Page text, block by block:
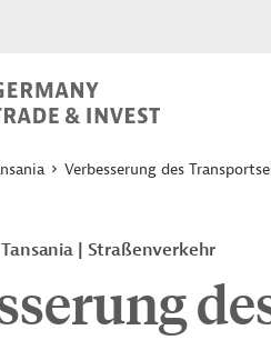
Verbesserung des
Tansania Straßenverkehr